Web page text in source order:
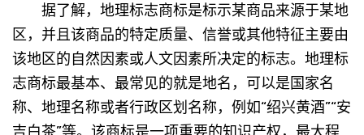
据了解，地理标志商标是标示某商品来源于某地
区，并且该商品的特定质量、信誉或其他特征主要由
该地区的自然因素或人文因素所决定的标志。地理标
志商标最基本、最常见的就是地名，可以是国家名
称、地理名称或者行政区划名称，例如“绍兴黄酒”“安
吉白茶”等。该商标是一项重要的知识产权，最大程